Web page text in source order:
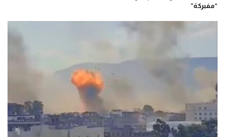
“مفبركة”